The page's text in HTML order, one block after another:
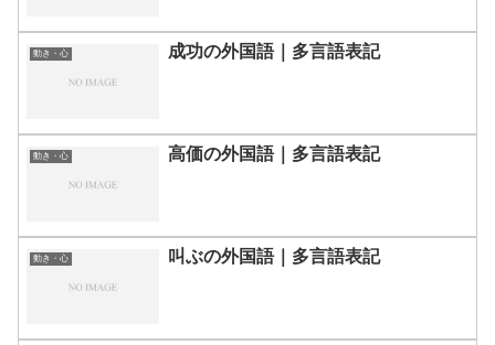
動き・心 成功の外国語｜多言語表記
動き・心 高価の外国語｜多言語表記
動き・心 叫ぶの外国語｜多言語表記